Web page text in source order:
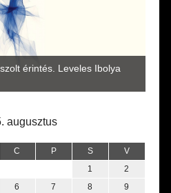
érintés. Leveles Ibolya
augusztus
C P S V
1
2
6 7 8
9